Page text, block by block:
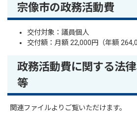
宗像市の政務活動費
交付対象：議員個人
交付額：月額 22,000円（年額
政務活動費に関する法
等
関連ファイルよりご覧いただけます。